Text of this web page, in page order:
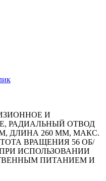
И
РАДИАЛЬНЫЙ ОТВОД
ДЛИНА 260 ММ, МАКС.
ВРАЩЕНИЯ 56 ОБ/
ИСПОЛЬЗОВАНИИ
ПИТАНИЕМ И